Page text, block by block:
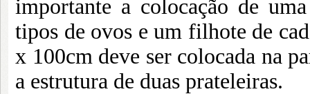
importante a colocação de
tipos de ovos e um filhote de
x 100cm deve ser colocada na
a estrutura de duas prateleiras.